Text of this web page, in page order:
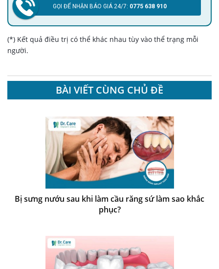
GỌI ĐỂ NHẬN BÁO GIÁ 24/7: 0775 638 910
(*) Kết quả điều trị có thể khác nhau tùy vào thể trạng mỗi
người.
BÀI VIẾT CÙNG CHỦ ĐỀ
Bị sưng nướu sau khi làm cầu răng sứ làm sao khắc
phục?